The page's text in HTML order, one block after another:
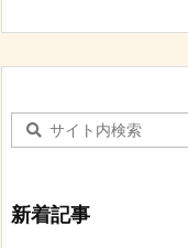
新着記事